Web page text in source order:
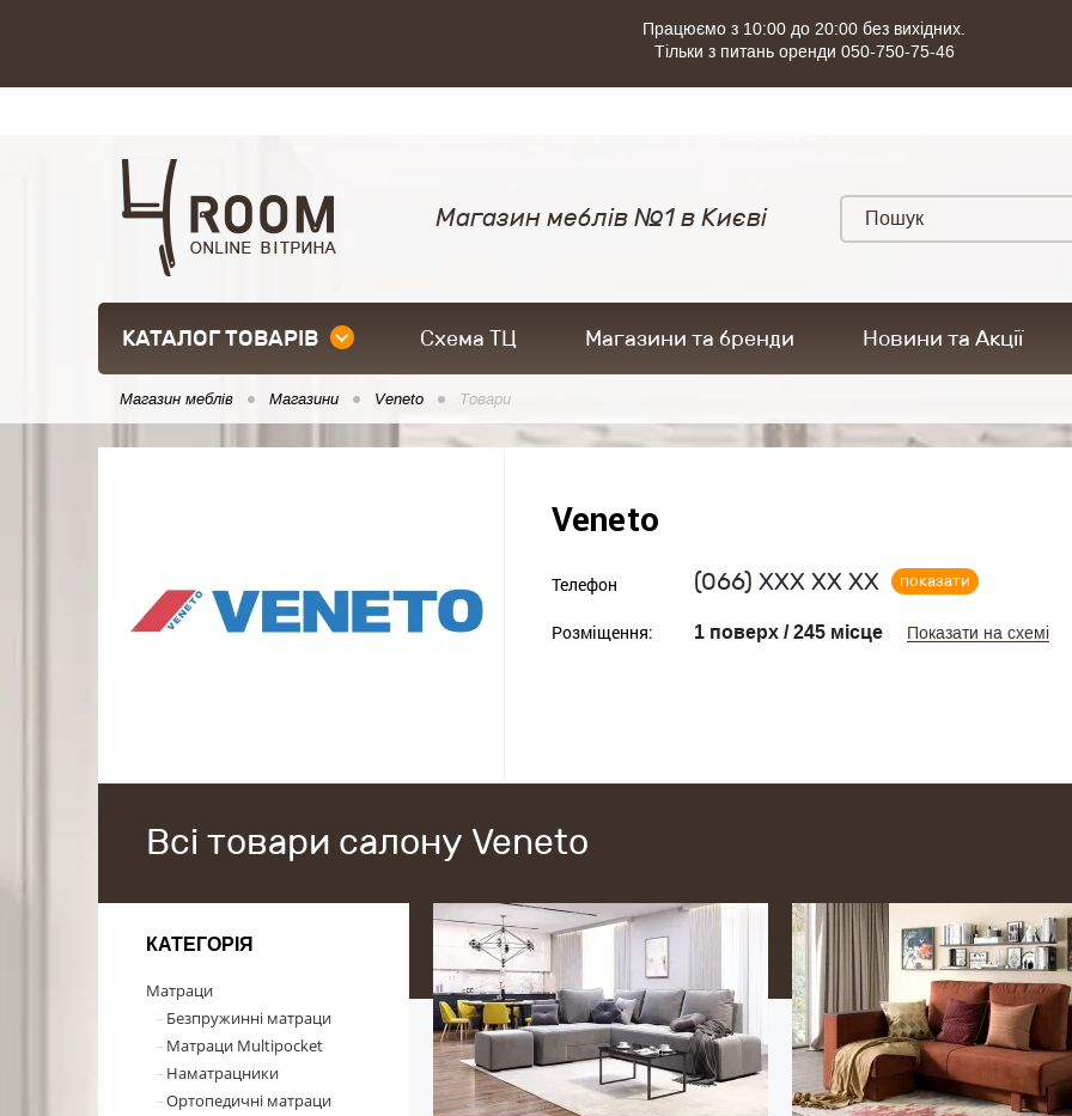
Працюємо з 10:00 до 20:00 без вихідних.
Тільки з питань оренди 050-750-75-46
Магазин меблів №1 в Києві
КАТАЛОГ ТОВАРІВ Схема ТЦ Магазини та бренди Новини та Акції
Магазин меблів Магазини Veneto Товари
Veneto
Телефон (066) ХХХ ХХ ХХ показати
Розміщення: 1 поверх / 245 місце Показати на схемі
Всі товари салону Veneto
КАТЕГОРІЯ
Матраци
Безпружинні матраци
Матраци Multipocket
Наматрацники
Ортопедичні матраци